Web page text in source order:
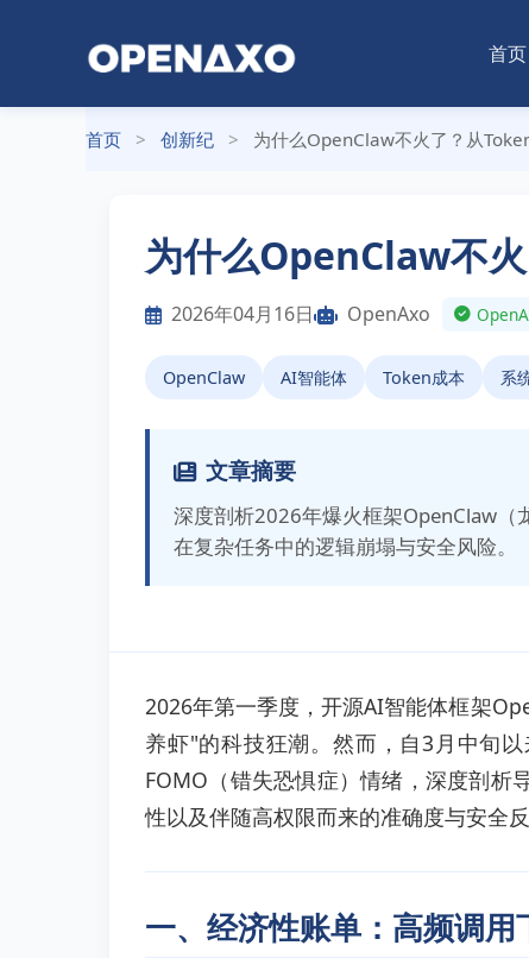
首页
首页 > 创新纪 > 为什么OpenClaw不火了？从
为什么OpenClaw不
2026年04月16日 OpenAxo
OpenClaw AI智能体 Token成本 系
文章摘要
深度剖析2026年爆火框架OpenClaw（
在复杂任务中的逻辑崩塌与安全风险。
2026年第一季度，开源AI智能体框架
养虾"的科技狂潮。然而，自3月中旬
FOMO（错失恐惧症）情绪，深度剖析
性以及伴随高权限而来的准确度与安全反
一、经济性账单：高频调